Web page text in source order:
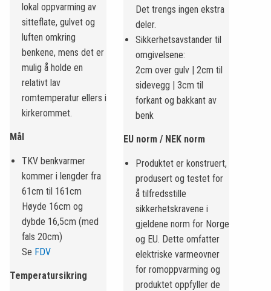
lokal oppvarming av
sitteflate, gulvet og
luften omkring
benkene, mens det er
mulig å holde en
relativt lav
romtemperatur ellers i
kirkerommet.
Mål
TKV benkvarmer
kommer i lengder fra
61cm til 161cm
Høyde 16cm og
dybde 16,5cm (med
fals 20cm)
Se FDV
Temperatursikring
Det trengs ingen ekstra
deler.
Sikkerhetsavstander til
omgivelsene:
2cm over gulv | 2cm til
sidevegg | 3cm til
forkant og bakkant av
benk
EU norm / NEK norm
Produktet er konstruert,
produsert og testet for
å tilfredsstille
sikkerhetskravene i
gjeldene norm for Norge
og EU. Dette omfatter
elektriske varmeovner
for romoppvarming og
produktet oppfyller de